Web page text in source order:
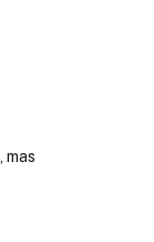
mas